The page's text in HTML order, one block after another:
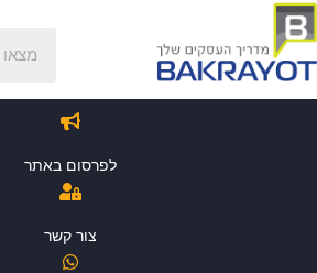
לפרסום באתר
צור קשר